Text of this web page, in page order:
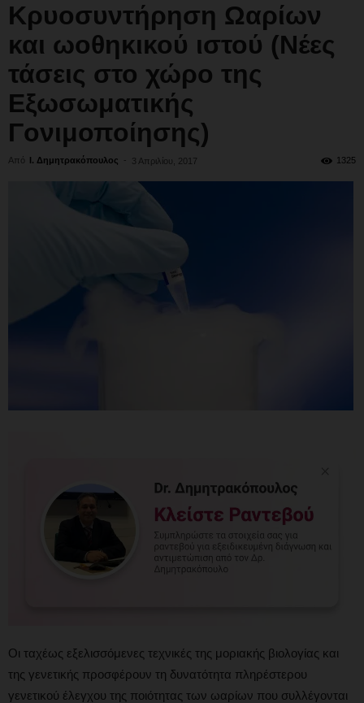
Κρυοσυντήρηση Ωαρίων
και ωοθηκικού ιστού (Νέες
τάσεις στο χώρο της
Εξωσωματικής
Γονιμοποίησης)
Από Ι. Δημητρακόπουλος - 3 Απριλίου, 2017 1325
Οι ταχέως εξελισσόμενες τεχνικές της μοριακής βιολογίας και
της γενετικής προσφέρουν τη δυνατότητα πληρέστερου
γενετικού έλεγχου της ποιότητας των ωαρίων που συλλέγονται